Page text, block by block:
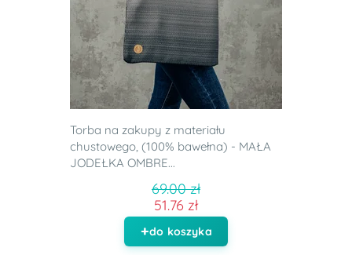
Torba na zakupy z materiału
chustowego, (100% bawełna) - MAŁA
JODEŁKA OMBRE...
69.00 zł
51.76 zł
do koszyka